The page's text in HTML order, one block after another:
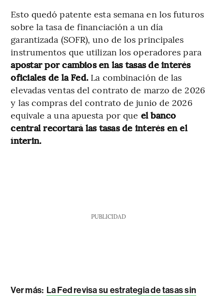
Esto quedó patente esta semana en los futuros
sobre la tasa de financiación a un día
garantizada (SOFR), uno de los principales
instrumentos que utilizan los operadores para
apostar por cambios en las tasas de interés
oficiales de la Fed. La combinación de las
elevadas ventas del contrato de marzo de 2026
y las compras del contrato de junio de 2026
equivale a una apuesta por que el banco
central recortará las tasas de interés en el
ínterin.
PUBLICIDAD
Ver más: La Fed revisa su estrategia de tasas sin